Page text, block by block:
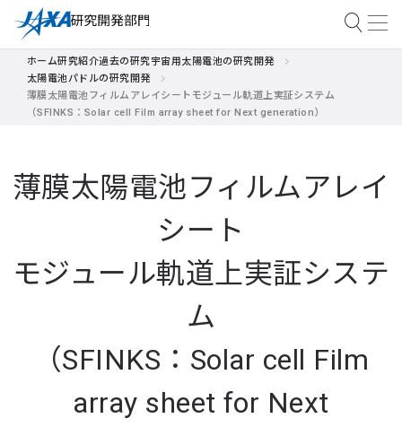
ホーム研究紹介過去の研究宇宙用太陽電池の研究開発
太陽電池パドルの研究開発
薄膜太陽電池フィルムアレイシートモジュール軌道上実証システム
（SFINKS：Solar cell Film array sheet for Next generation）
薄膜太陽電池フィルムアレイ
シート
モジュール軌道上実証システ
ム
（SFINKS：Solar cell Film
array sheet for Next